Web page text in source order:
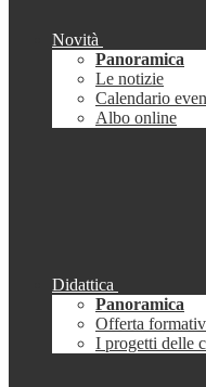
Novità
Panoramica
Le notizie
Calendario
Albo online
Didattica
Panoramica
Offerta
I progetti delle